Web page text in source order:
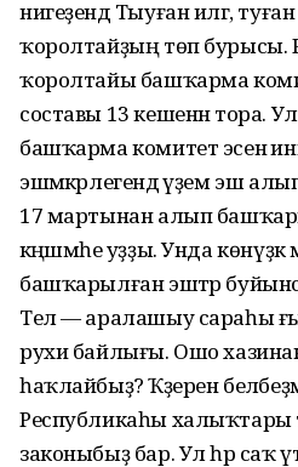
нигеҙендә Тыуған илгә, туған
ҡоролтайҙың төп
ҡоролтайы башҡарма
составы 13 кешенән тора.
башҡарма комитет эсенә
эшмәкәрлегендә әүҙем эш
17 мартынан алып
кәңәшмәһе уҙҙы. Унда көнүҙәк
башҡарылған эштәр
Тел — аралашыу сараһы
рухи байлығы. Ошо
һаҡлайбыҙ? Ҡәҙерен
Республикаһы халыҡтары
законыбыҙ бар. Ул һәр саҡ